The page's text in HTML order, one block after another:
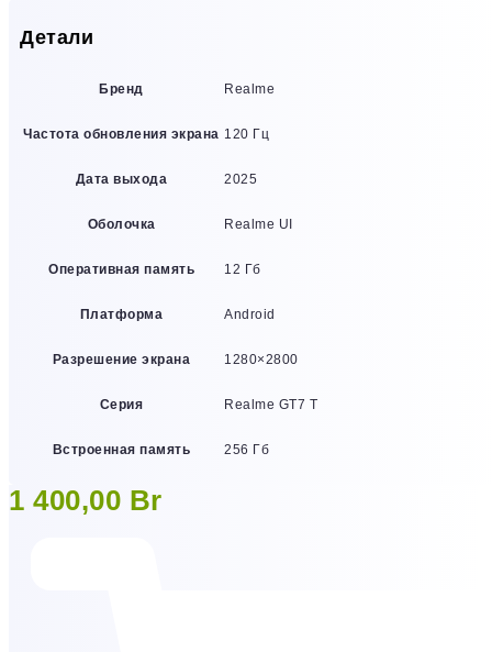
Детали
Бренд Realme
Частота обновления экрана 120 Гц
Дата выхода 2025
Оболочка Realme UI
Оперативная память 12 Гб
Платформа Android
Разрешение экрана 1280×2800
Серия Realme GT7 T
Встроенная память 256 Гб
1 400,00 Br